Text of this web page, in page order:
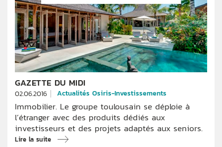
GAZETTE DU MIDI
02.06.2016 Actualités Osiris-Investissements
Immobilier. Le groupe toulousain se déploie à
l’étranger avec des produits dédiés aux
investisseurs et des projets adaptés aux seniors.
Lire la suite